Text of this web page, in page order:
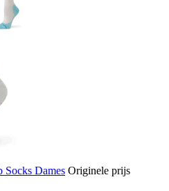
Socks Dames Originele prijs